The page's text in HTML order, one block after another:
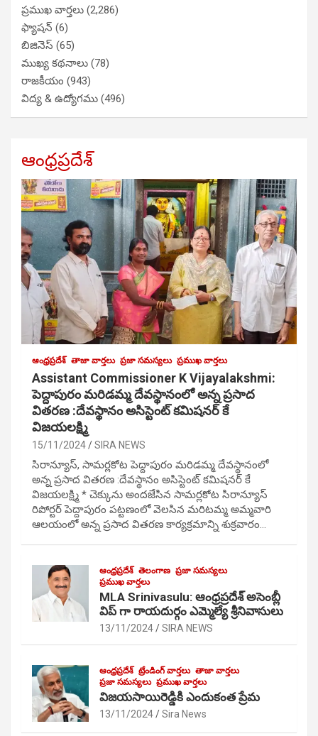
ప్రముఖ వార్తలు (2,286)
ఫ్యాషన్ (6)
బిజినెస్ (65)
ముఖ్య కథనాలు (78)
రాజకీయం (943)
విద్య & ఉద్యోగము (496)
ఆంధ్రప్రదేశ్
ఆంధ్రప్రదేశ్ తాజా వార్తలు ప్రజా సమస్యలు ప్రముఖ వార్తలు
Assistant Commissioner K Vijayalakshmi:
పెద్దాపురం మరిడమ్మ దేవస్థానంలో అన్న ప్రసాద
వితరణ :దేవస్థానం అసిస్టెంట్ కమిషనర్ కే
విజయలక్ష్మి
15/11/2024 SIRA NEWS
సిరాన్యూస్, సామర్లకోట పెద్దాపురం మరిడమ్మ దేవస్థానంలో
అన్న ప్రసాద వితరణ :దేవస్థానం అసిస్టెంట్ కమిషనర్ కే
విజయలక్ష్మి * చెక్కును అందజేసిన సామర్లకోట సిరాన్యూస్
రిపోర్టర్ పెద్దాపురం పట్టణంలో వెలసిన మరిటమ్మ అమ్మవారి
ఆలయంలో అన్న ప్రసాద వితరణ కార్యక్రమాన్ని శుక్రవారం…
ఆంధ్రప్రదేశ్ తెలంగాణ ప్రజా సమస్యలు
ప్రముఖ వార్తలు
MLA Srinivasulu: ఆంధ్రప్రదేశ్ అసెంబ్లీ
విప్ గా రాయదుర్గం ఎమ్మెల్యే శ్రీనివాసులు
13/11/2024 SIRA NEWS
ఆంధ్రప్రదేశ్ ట్రేండింగ్ వార్తలు తాజా వార్తలు
ప్రజా సమస్యలు ప్రముఖ వార్తలు
విజయసాయిరెడ్డికి ఎందుకంత ప్రేమ
13/11/2024 Sira News